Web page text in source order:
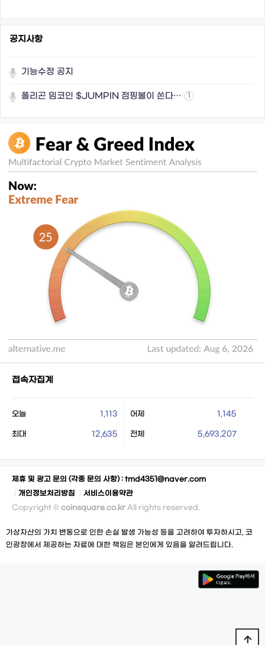
공지사항
기능수정 공지
폴리곤 밈코인 $JUMPIN 점핑볼이 쏜다… 1
접속자집계
오늘 1,113 어제 1,145
최대 12,635 전체 5,693,207
제휴 및 광고 문의 (각종 문의 사항) : tmd4351@naver.com
개인정보처리방침
서비스이용약관
Copyright © coinsquare.co.kr All rights reserved.
가상자산의 가치 변동으로 인한 손실 발생 가능성 등을 고려하여 투자하시고, 코
인광장에서 제공하는 자료에 대한 책임은 본인에게 있음을 알려드립니다.